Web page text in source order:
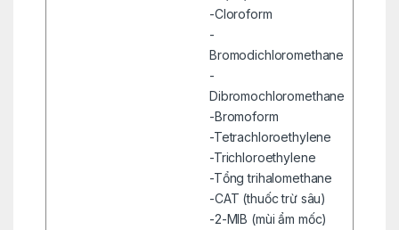
-Cloroform
-
Bromodichloromethane
-
Dibromochloromethane
-Bromoform
-Tetrachloroethylene
-Trichloroethylene
-Tổng trihalomethane
-CAT (thuốc trừ sâu)
-2-MIB (mùi ẩm mốc)